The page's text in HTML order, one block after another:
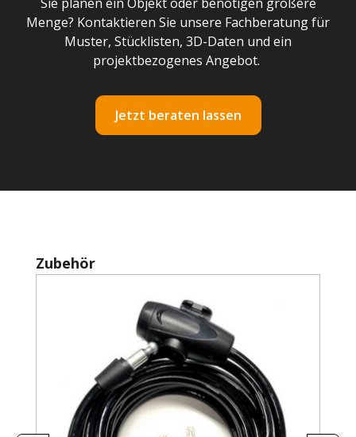
Menge? Kontaktieren Sie unsere Fachberatung für
Muster, Stücklisten, 3D-Daten und ein
projektbezogenes Angebot.
Jetzt beraten lassen
Produktgalerie überspringen
Zubehör